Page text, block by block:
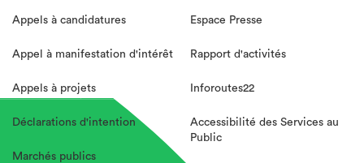
Appels à candidatures
Appel à manifestation d'intérêt
Appels à projets
Déclarations d'intention
Marchés publics
Espace Presse
Rapport d'activités
Inforoutes22
Accessibilité des Services au
Public